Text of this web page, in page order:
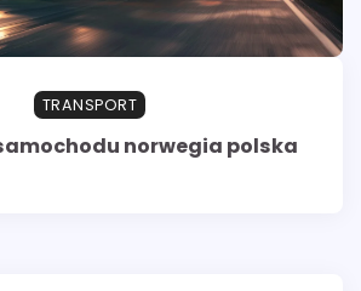
TRANSPORT
norwegia polska